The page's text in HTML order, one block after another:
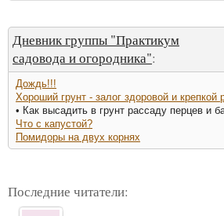
Дневник группы "Практикум
садовода и огородника":
Дождь!!!
Хороший грунт - залог здоровой и крепкой
• Как высадить в грунт рассаду перцев и
Что с капустой?
Помидоры на двух корнях
Последние читатели: